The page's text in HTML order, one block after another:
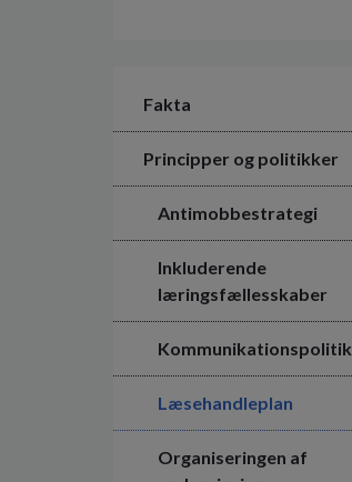
Fakta
Principper og politikker
Antimobbestrategi
Inkluderende
læringsfællesskaber
Kommunikationspolitik
Læsehandleplan
Organiseringen af